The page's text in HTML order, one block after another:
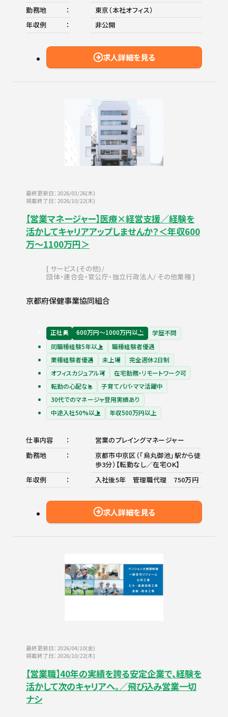
勤務地
東京（本社オフィス）
年収例
非公開
求人詳細を見る
最終更新日：2026/03/26(木)
掲載終了日：2026/10/22(木)
【営業マネージャー】医療×経営支援／経験を
活かしてキャリアアップしませんか？＜年収600
万～1100万円＞
サービス(その他)
団体・連合会・官公庁・独立行政法人 その他業種
京都府保健事業協同組合
正社員 600万円〜1000万円以上
学歴不問
同職種経験5年以上
職種経験者優遇
業種経験者優遇
未上場
完全週休2日制
オフィスカジュアル可
在宅勤務・リモートワーク可
転勤の心配なし
子育てパパ・ママ活躍中
30代でのマネージャ登用実績あり
中途入社50%以上
年収500万円以上
仕事内容
営業のプレイングマネージャー
勤務地
京都市中京区（「烏丸御池」駅から徒
歩3分）【転勤なし／在宅OK】
年収例
入社後5年 管理職代理 750万円
求人詳細を見る
最終更新日：2026/04/10(金)
掲載終了日：2026/10/22(木)
【営業職】40年の実績を誇る安定企業で、経験を
活かして次のキャリアへ。／飛び込み営業一切
ナシ